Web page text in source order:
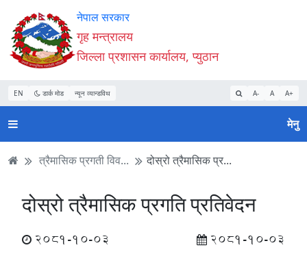
Accessibility
Mode
सुरु
गर्नुहोस्
सामाग्री
पढ्नुहाेस्
नेभिगेसन
पढ्नुहाेस्
वेबसाइट
खोजमा
जानुहोस्
नेपाल सरकार
गृह मन्त्रालय
जिल्ला प्रशासन कार्यालय, प्युठान
EN डार्क मोड न्यून व्यान्डविथ A- A A+
मेनु
त्रैमासिक प्रगती विव... दोस्रो त्रैमासिक प्र...
दोस्रो त्रैमासिक प्रगति प्रतिवेदन
2081-10-03 2081-10-03